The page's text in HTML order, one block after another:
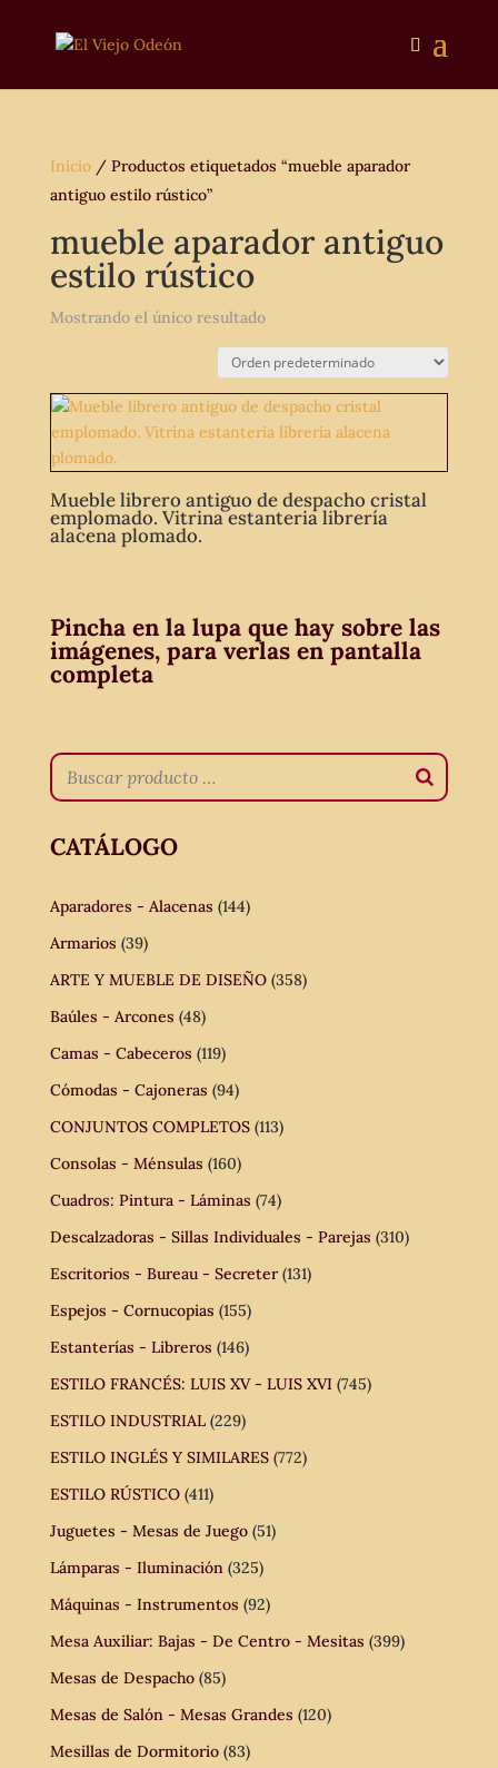
Inicio/ Productos etiquetados “mueble aparador
antiguo estilo rústico”
mueble aparador antiguo
estilo rústico
Mostrando el único resultado
Mueble librero antiguo de despacho cristal
emplomado. Vitrina estanteria librería
alacena plomado.
Pincha en la lupa que hay sobre las
imágenes, para verlas en pantalla
completa
CATÁLOGO
Aparadores - Alacenas (144)
Armarios (39)
ARTE Y MUEBLE DE DISEÑO (358)
Baúles - Arcones (48)
Camas - Cabeceros (119)
Cómodas - Cajoneras (94)
CONJUNTOS COMPLETOS (113)
Consolas - Ménsulas (160)
Cuadros: Pintura - Láminas (74)
Descalzadoras - Sillas Individuales - Parejas (310)
Escritorios - Bureau - Secreter (131)
Espejos - Cornucopias (155)
Estanterías - Libreros (146)
ESTILO FRANCÉS: LUIS XV - LUIS XVI (745)
ESTILO INDUSTRIAL (229)
ESTILO INGLÉS Y SIMILARES (772)
ESTILO RÚSTICO (411)
Juguetes - Mesas de Juego (51)
Lámparas - Iluminación (325)
Máquinas - Instrumentos (92)
Mesa Auxiliar: Bajas - De Centro - Mesitas (399)
Mesas de Despacho (85)
Mesas de Salón - Mesas Grandes (120)
Mesillas de Dormitorio (83)